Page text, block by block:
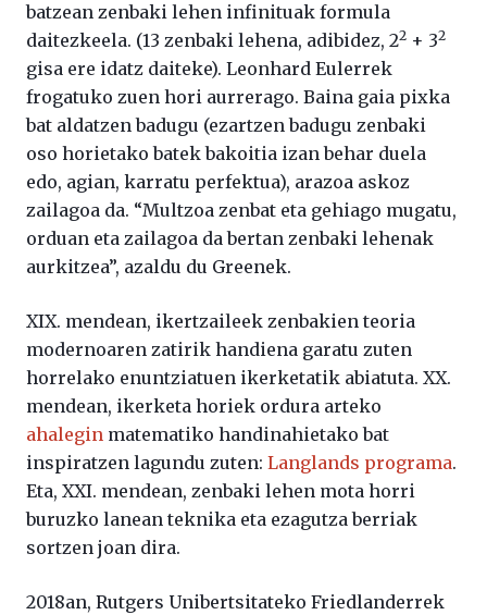
batzean zenbaki lehen infinituak formula
daitezkeela. (13 zenbaki lehena, adibidez, 22 + 32
gisa ere idatz daiteke). Leonhard Eulerrek
frogatuko zuen hori aurrerago. Baina gaia pixka
bat aldatzen badugu (ezartzen badugu zenbaki
oso horietako batek bakoitia izan behar duela
edo, agian, karratu perfektua), arazoa askoz
zailagoa da. “Multzoa zenbat eta gehiago mugatu,
orduan eta zailagoa da bertan zenbaki lehenak
aurkitzea”, azaldu du Greenek.
XIX. mendean, ikertzaileek zenbakien teoria
modernoaren zatirik handiena garatu zuten
horrelako enuntziatuen ikerketatik abiatuta. XX.
mendean, ikerketa horiek ordura arteko
ahalegin matematiko handinahietako bat
inspiratzen lagundu zuten: Langlands programa.
Eta, XXI. mendean, zenbaki lehen mota horri
buruzko lanean teknika eta ezagutza berriak
sortzen joan dira.
2018an, Rutgers Unibertsitateko Friedlanderrek